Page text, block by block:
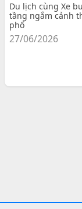
Du lịch cùng Xe
tầng ngắm cảnh
phố
27/06/2026